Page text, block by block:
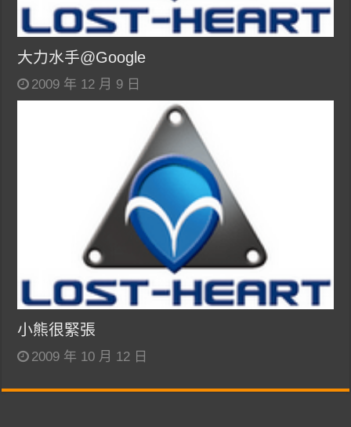
大力水手@Google
2009 年 12 月 9 日
小熊很緊張
2009 年 10 月 12 日